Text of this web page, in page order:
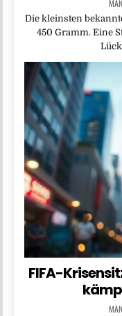
Die kleinsten
450 Gramm. Eine
FIFA-